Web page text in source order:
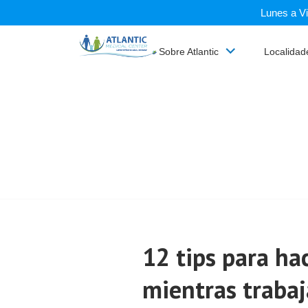
to
Lunes a
ATLANTIC
MEDICALSobre Atlantic
12 tips para
mientras